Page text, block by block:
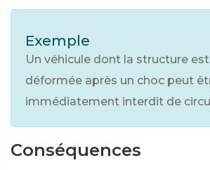
Exemple
Un véhicule dont la structure
déformée après un choc peut
immédiatement interdit de
Conséquences